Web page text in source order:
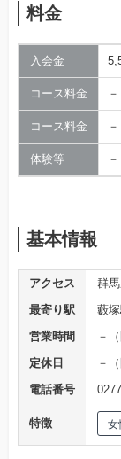
料金
入会金
コース料金 －
コース料金 －
体験等 －
基本情報
アクセス
群
最寄り駅
藪
営業時間
－
定休日
－
電話番号
特徴 女